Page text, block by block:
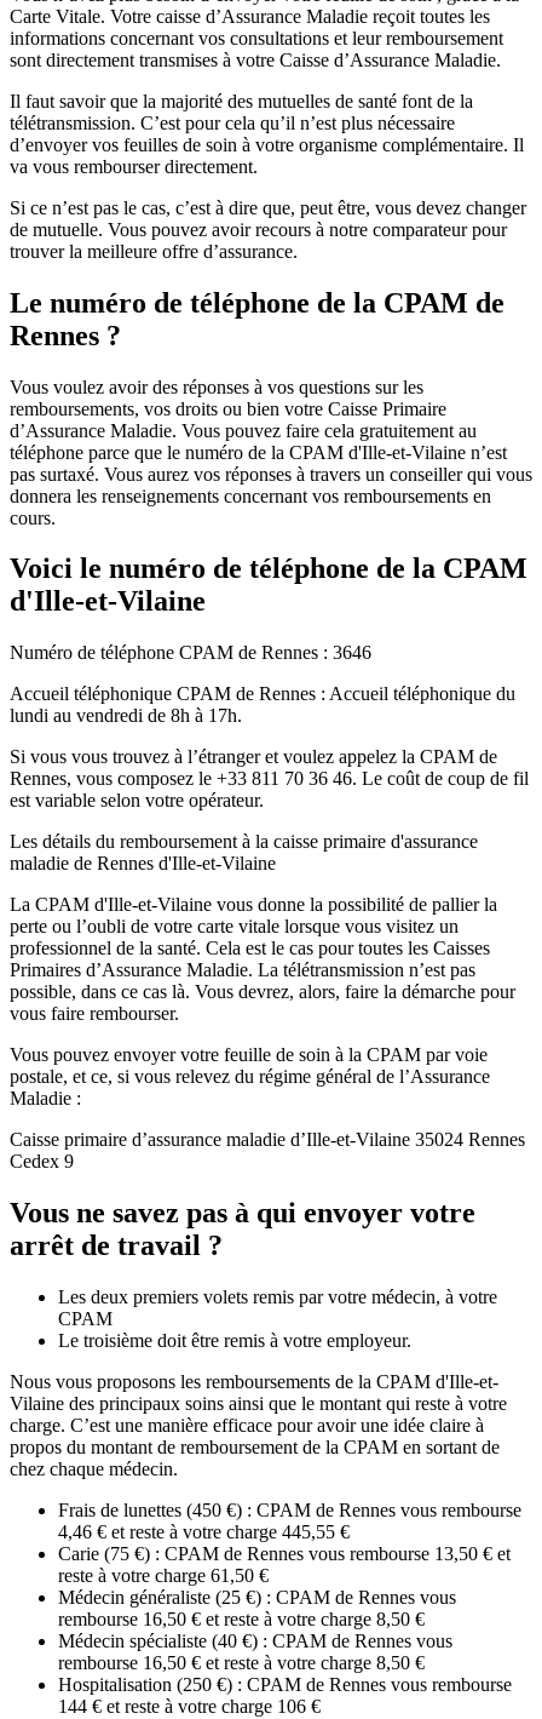
Carte Vitale. Votre caisse d’Assurance Maladie reçoit toutes les
informations concernant vos consultations et leur remboursement
sont directement transmises à votre Caisse d’Assurance Maladie.
Il faut savoir que la majorité des mutuelles de santé font de la
télétransmission. C’est pour cela qu’il n’est plus nécessaire
d’envoyer vos feuilles de soin à votre organisme complémentaire. Il
va vous rembourser directement.
Si ce n’est pas le cas, c’est à dire que, peut être, vous devez changer
de mutuelle. Vous pouvez avoir recours à notre comparateur pour
trouver la meilleure offre d’assurance.
Le numéro de téléphone de la CPAM de
Rennes ?
Vous voulez avoir des réponses à vos questions sur les
remboursements, vos droits ou bien votre Caisse Primaire
d’Assurance Maladie. Vous pouvez faire cela gratuitement au
téléphone parce que le numéro de la CPAM d'Ille-et-Vilaine n’est
pas surtaxé. Vous aurez vos réponses à travers un conseiller qui vous
donnera les renseignements concernant vos remboursements en
cours.
Voici le numéro de téléphone de la CPAM
d'Ille-et-Vilaine
Numéro de téléphone CPAM de Rennes : 3646
Accueil téléphonique CPAM de Rennes : Accueil téléphonique du
lundi au vendredi de 8h à 17h.
Si vous vous trouvez à l’étranger et voulez appelez la CPAM de
Rennes, vous composez le +33 811 70 36 46. Le coût de coup de fil
est variable selon votre opérateur.
Les détails du remboursement à la caisse primaire d'assurance
maladie de Rennes d'Ille-et-Vilaine
La CPAM d'Ille-et-Vilaine vous donne la possibilité de pallier la
perte ou l’oubli de votre carte vitale lorsque vous visitez un
professionnel de la santé. Cela est le cas pour toutes les Caisses
Primaires d’Assurance Maladie. La télétransmission n’est pas
possible, dans ce cas là. Vous devrez, alors, faire la démarche pour
vous faire rembourser.
Vous pouvez envoyer votre feuille de soin à la CPAM par voie
postale, et ce, si vous relevez du régime général de l’Assurance
Maladie :
Caisse primaire d’assurance maladie d’Ille-et-Vilaine 35024 Rennes
Cedex 9
Vous ne savez pas à qui envoyer votre
arrêt de travail ?
Les deux premiers volets remis par votre médecin, à votre
CPAM
Le troisième doit être remis à votre employeur.
Nous vous proposons les remboursements de la CPAM d'Ille-et-
Vilaine des principaux soins ainsi que le montant qui reste à votre
charge. C’est une manière efficace pour avoir une idée claire à
propos du montant de remboursement de la CPAM en sortant de
chez chaque médecin.
Frais de lunettes (450 €) : CPAM de Rennes vous rembourse
4,46 € et reste à votre charge 445,55 €
Carie (75 €) : CPAM de Rennes vous rembourse 13,50 € et
reste à votre charge 61,50 €
Médecin généraliste (25 €) : CPAM de Rennes vous
rembourse 16,50 € et reste à votre charge 8,50 €
Médecin spécialiste (40 €) : CPAM de Rennes vous
rembourse 16,50 € et reste à votre charge 8,50 €
Hospitalisation (250 €) : CPAM de Rennes vous rembourse
144 € et reste à votre charge 106 €